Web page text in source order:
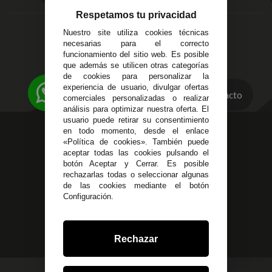
14
Alzira - Valencia
C/ Esplugues, 135
Devoluciones
Política de Privacidad
Pago Seguro
Terminos y
Condiciones Generales
Políticas de Cookies
623 23 31 98
Atendemos Whatsapp
955 44 45 43/955 44 45 44
info@steielectronica.com
Avenida Plaza de Toros,
Local 3 Écija (Sevilla)
Contacto
Respetamos tu privacidad
Nuestro site utiliza cookies técnicas
necesarias para el correcto
funcionamiento del sitio web. Es posible
que además se utilicen otras categorías
de cookies para personalizar la
experiencia de usuario, divulgar ofertas
comerciales personalizadas o realizar
análisis para optimizar nuestra oferta. El
usuario puede retirar su consentimiento
en todo momento, desde el enlace
«Política de cookies». También puede
aceptar todas las cookies pulsando el
botón Aceptar y Cerrar. Es posible
rechazarlas todas o seleccionar algunas
de las cookies mediante el botón
Configuración.
Rechazar